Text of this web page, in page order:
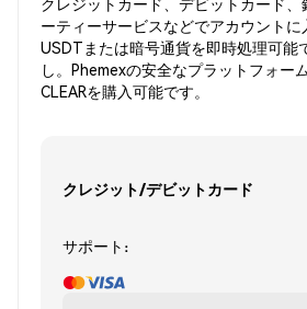
ーティーサービスなどでアカウント
USDTまたは暗号通貨を即時処理可能
し。Phemexの安全なプラットフォー
CLEARを購入可能です。
クレジット/デビットカード
サポート: